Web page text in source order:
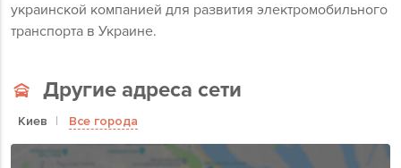
украинской компанией для развития электромобильного
транспорта в Украине.
Другие адреса сети
Киев Все города